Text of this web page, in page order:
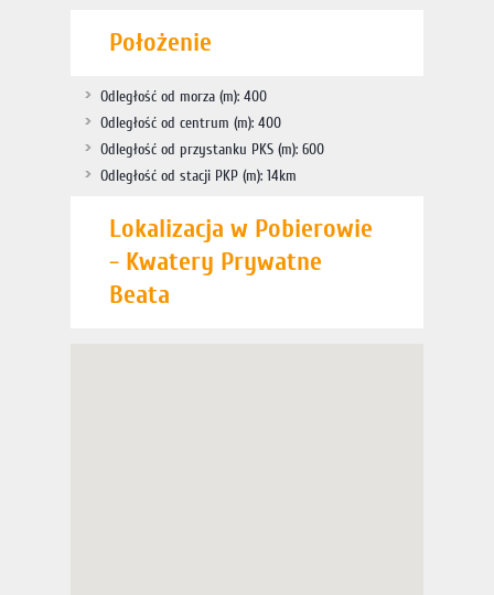
Położenie
Odległość od morza (m): 400
Odległość od centrum (m): 400
Odległość od przystanku PKS (m): 600
Odległość od stacji PKP (m): 14km
Lokalizacja w Pobierowie
- Kwatery Prywatne
Beata